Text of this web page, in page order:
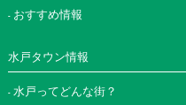
おすすめ情報
水戸タウン情報
水戸ってどんな街？